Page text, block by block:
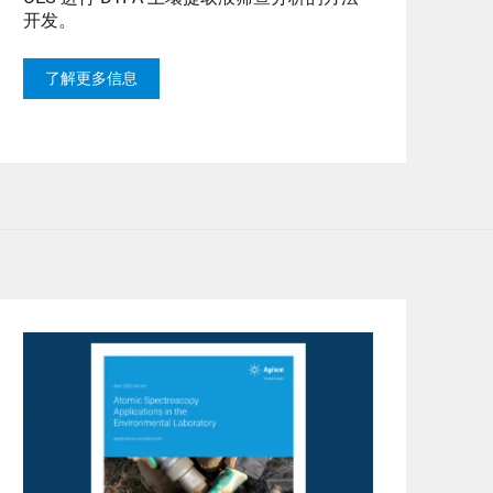
开发。
了解更多信息